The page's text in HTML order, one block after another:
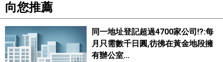
向您推薦
同一地址登記超過4700家公司!?:每
月只需數千日圓,彷彿在黃金地段擁
有辦公室...